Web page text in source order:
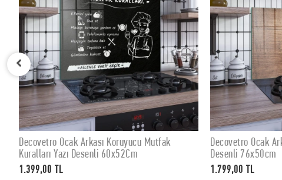
SEPETE EKLE
Decovetro Ocak Arkası Koruyucu Eski Ahşap
Desenli 76x50cm